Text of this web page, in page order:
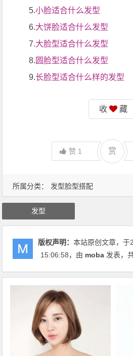
所属分类： 发型脸型搭配
5.小脸适合什么发型
6.大饼脸适合什么发型
7.大脸型适合什么发型
8. 圆脸型适合什么发型
9.长脸型适合什么样的发型
收 藏
赞 1 赏
发型
版权声明：本站原创文章，于
15:06:58，由 moba 发表，